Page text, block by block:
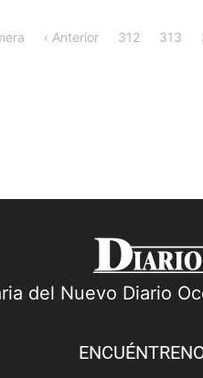
‹ Anterior 312 313
del Nuevo Diario